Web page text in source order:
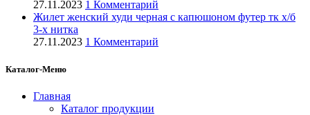
27.11.2023 1 Комментарий
Жилет женский худи черная с капюшоном футер тк х/б
3-х нитка
27.11.2023 1 Комментарий
Каталог-Меню
Главная
Каталог продукции